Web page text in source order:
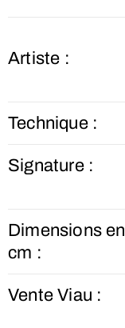
Artiste :
Technique :
Signature :
Dimensions en
cm :
Vente Viau :